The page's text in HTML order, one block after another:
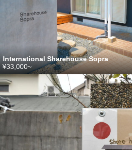
International Sharehouse Sopra
¥33,000~